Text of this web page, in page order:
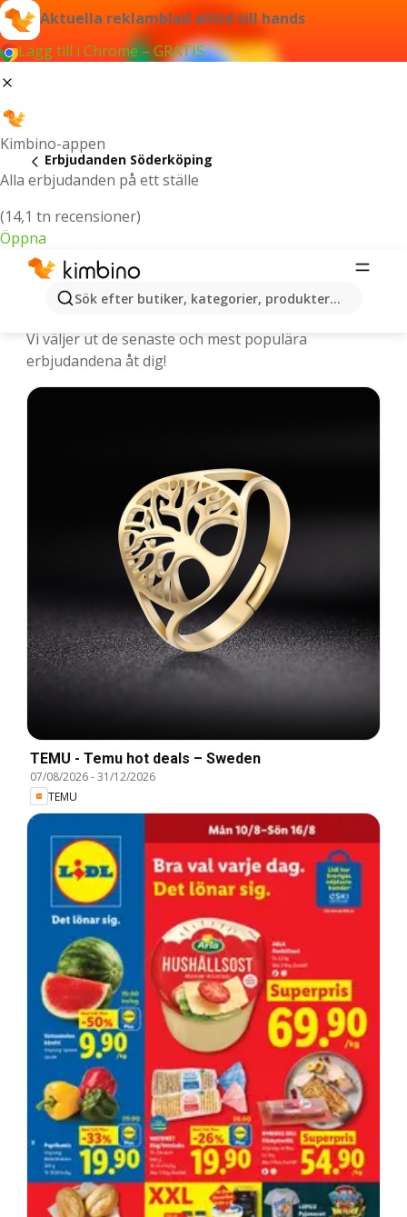
Aktuella reklamblad alltid till hands
Lägg till i Chrome – GRATIS
Kimbino-appen
Alla erbjudanden på ett ställe
(14,1 tn recensioner)
Öppna
Sök efter butiker, kategorier, produkter...
Erbjudanden Söderköping
Söderköping - De senaste
Vi väljer ut de senaste och mest populära
erbjudandena åt dig!
TEMU - Temu hot deals – Sweden
07/08/2026-31/12/2026
TEMU